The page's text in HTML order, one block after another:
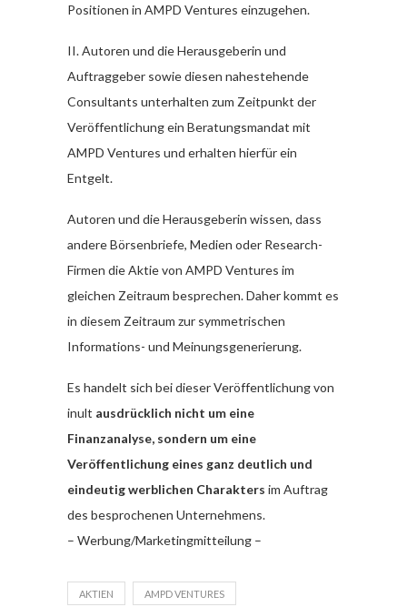
Positionen in AMPD Ventures einzugehen.
II. Autoren und die Herausgeberin und
Auftraggeber sowie diesen nahestehende
Consultants unterhalten zum Zeitpunkt der
Veröffentlichung ein Beratungsmandat mit
AMPD Ventures und erhalten hierfür ein
Entgelt.
Autoren und die Herausgeberin wissen, dass
andere Börsenbriefe, Medien oder Research-
Firmen die Aktie von AMPD Ventures im
gleichen Zeitraum besprechen. Daher kommt es
in diesem Zeitraum zur symmetrischen
Informations- und Meinungsgenerierung.
Es handelt sich bei dieser Veröffentlichung von
inult ausdrücklich nicht um eine
Finanzanalyse, sondern um eine
Veröffentlichung eines ganz deutlich und
eindeutig werblichen Charakters im Auftrag
des besprochenen Unternehmens.
– Werbung/Marketingmitteilung –
AKTIEN AMPD VENTURES